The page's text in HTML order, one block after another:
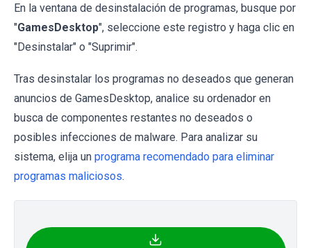
En la ventana de desinstalación de programas, busque por
"GamesDesktop", seleccione este registro y haga clic en
"Desinstalar" o "Suprimir".
Tras desinstalar los programas no deseados que generan
anuncios de GamesDesktop, analice su ordenador en
busca de componentes restantes no deseados o
posibles infecciones de malware. Para analizar su
sistema, elija un programa recomendado para eliminar
programas maliciosos.